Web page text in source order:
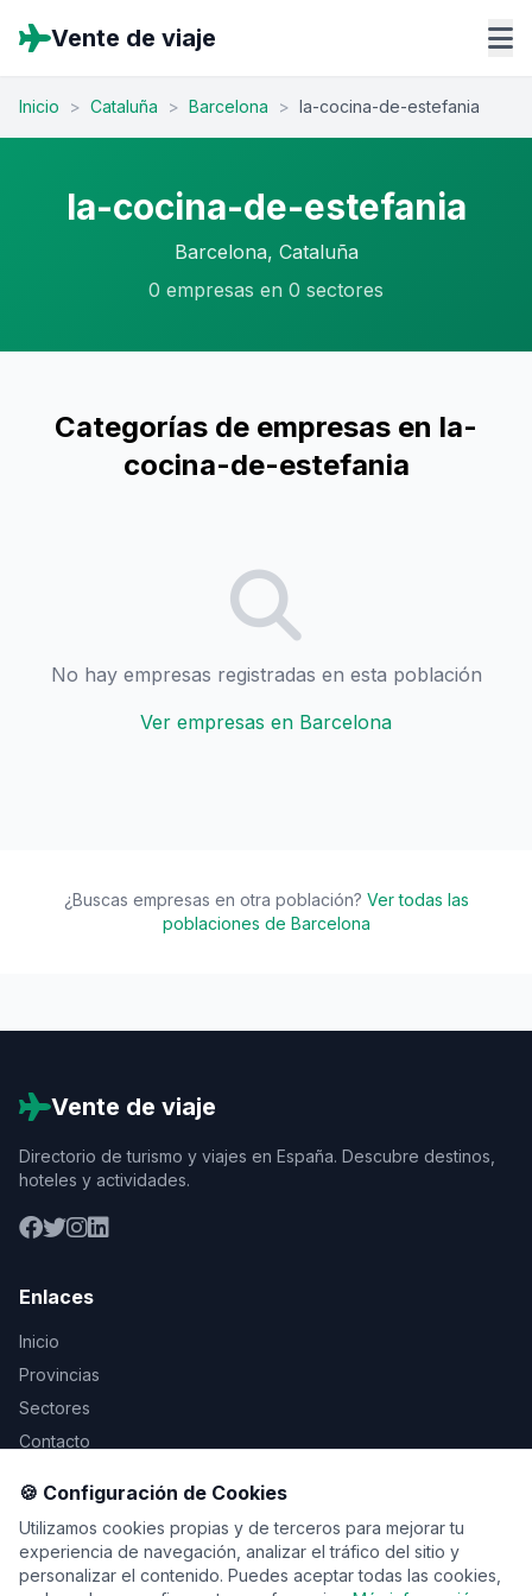
Vente de viaje
Inicio > Cataluña > Barcelona > la-cocina-de-estefania
la-cocina-de-estefania
Barcelona, Cataluña
0 empresas en 0 sectores
Categorías de empresas en la-
cocina-de-estefania
No hay empresas registradas en esta población
Ver empresas en Barcelona
¿Buscas empresas en otra población? Ver todas las
poblaciones de Barcelona
Vente de viaje
Directorio de turismo y viajes en España. Descubre destinos,
hoteles y actividades.
Enlaces
Inicio
Provincias
Sectores
Contacto
Legal
Aviso Legal
Privacidad
🍪 Configuración de Cookies
Utilizamos cookies propias y de terceros para mejorar tu
experiencia de navegación, analizar el tráfico del sitio y
personalizar el contenido. Puedes aceptar todas las cookies,